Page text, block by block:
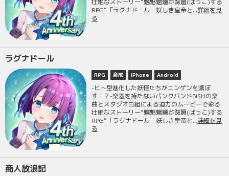
壮絶なストーリー“魑魅魍魎が跋扈(ばっこ)する
RPG”「ラグナドール 妖しき皇帝と...詳細を見
る
ラグナドール
RPG 育成 iPhone Android
-ヒト型進化した妖怪たちがニンゲンを滅ぼ
す！？-楽器を持たないパンクバンドBiSHの楽
曲とスタジオ白組による迫力のムービーで彩る
壮絶なストーリー“魑魅魍魎が跋扈(ばっこ)する
RPG”「ラグナドール 妖しき皇帝と...詳細を見
る
商人放浪記